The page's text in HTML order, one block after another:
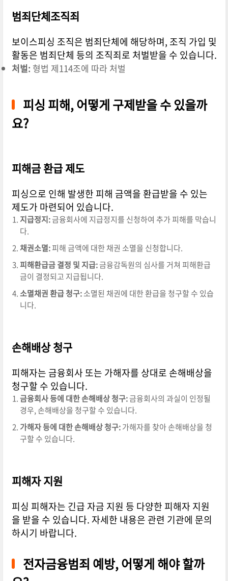
범죄단체조직죄
보이스피싱 조직은 범죄단체에 해당하며, 조직 가입 및
활동은 범죄단체 등의 조직죄로 처벌받을 수 있습니다.
처벌: 형법 제114조에 따라 처벌
피싱 피해, 어떻게 구제받을 수 있을까
요?
피해금 환급 제도
피싱으로 인해 발생한 피해 금액을 환급받을 수 있는
제도가 마련되어 있습니다.
지급정지:금융회사에 지급정지를 신청하여 추가 피해를 막습니
다.
채권소멸:피해 금액에 대한 채권 소멸을 신청합니다.
피해환급금 결정 및 지급:금융감독원의 심사를 거쳐 피해환급
금이 결정되고 지급됩니다.
소멸채권 환급 청구:소멸된 채권에 대한 환급을 청구할 수 있습
니다.
손해배상 청구
피해자는 금융회사 또는 가해자를 상대로 손해배상을
청구할 수 있습니다.
금융회사 등에 대한 손해배상 청구:금융회사의 과실이 인정될
경우, 손해배상을 청구할 수 있습니다.
가해자 등에 대한 손해배상 청구:가해자를 찾아 손해배상을 청
구할 수 있습니다.
피해자 지원
피싱 피해자는 긴급 자금 지원 등 다양한 피해자 지원
을 받을 수 있습니다. 자세한 내용은 관련 기관에 문의
하시기 바랍니다.
전자금융범죄 예방, 어떻게 해야 할까